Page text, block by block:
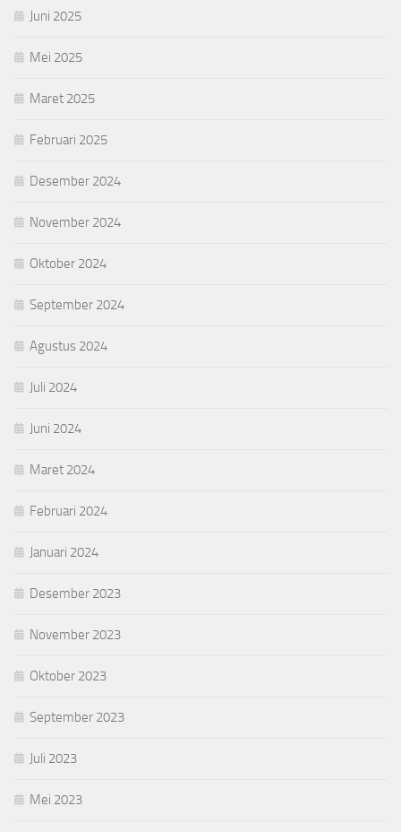
Juni 2025
Mei 2025
Maret 2025
Februari 2025
Desember 2024
November 2024
Oktober 2024
September 2024
Agustus 2024
Juli 2024
Juni 2024
Maret 2024
Februari 2024
Januari 2024
Desember 2023
November 2023
Oktober 2023
September 2023
Juli 2023
Mei 2023